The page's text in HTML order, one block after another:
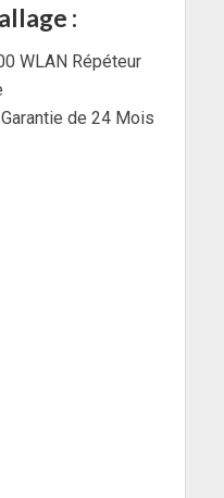
:
WLAN Répéteur
de 24 Mois